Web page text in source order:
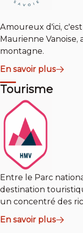
Amoureux d'ici,
Maurienne
montagne.
En savoir plus
Tourisme
Entre le Parc
destination
un concentré des
En savoir plus